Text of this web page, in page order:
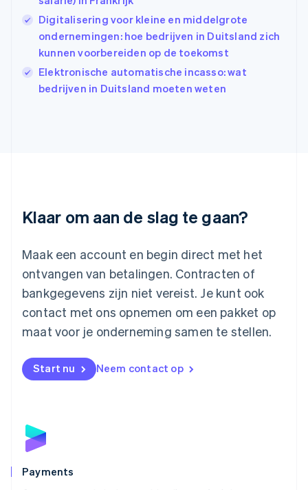
Digitalisering voor kleine en middelgrote
ondernemingen: hoe bedrijven in Duitsland zich
kunnen voorbereiden op de toekomst
Elektronische automatische incasso: wat
bedrijven in Duitsland moeten weten
Klaar om aan de slag te gaan?
Maak een account en begin direct met het
ontvangen van betalingen. Contracten of
bankgegevens zijn niet vereist. Je kunt ook
contact met ons opnemen om een pakket op
maat voor je onderneming samen te stellen.
Start nu Neem contact op
Payments
English
Italië
ItalianoEnglish
日本語 English
Kroatië
FrançaisDeutschEnglish
English
Malta
English
Mexico
Nederland
NederlandsEnglish
English
Noorwegen
Polen
English
Português